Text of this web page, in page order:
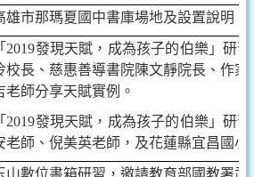
雄市那瑪夏國中書庫場地及設置說明。
2019發現天賦，成為孩子的伯樂」研習
校長、慈惠善導書院陳文靜院長、作
老師分享天賦實例。
2019發現天賦，成為孩子的伯樂」研習
老師、倪美英老師，及花蓮縣宜昌國
山數位書箱研習，邀請教育部國教署